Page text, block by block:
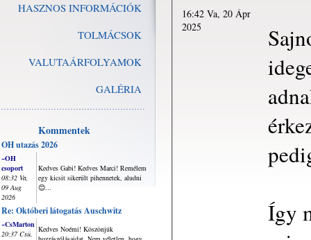
HASZNOS INFORMÁCIÓK
TOLMÁCSOK
VALUTAÁRFOLYAMOK
GALÉRIA
Kommentek
OH utazás 2026
~OH
csoport
08:32 Va,
09 Aug
2026
Kedves Gabi! Kedves Marci! Remélem
egy kicsit sikerült pihennetek, aludni
😊...
Re: Októberi látogatás Auschwitz
~CsMarton
20:37 Csü,
Kedves Noémi! Köszönjük
16:42 Va, 20 Ápr
2025
Így